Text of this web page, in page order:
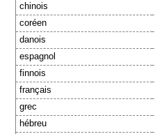
chinois
coréen
danois
espagnol
finnois
français
grec
hébreu